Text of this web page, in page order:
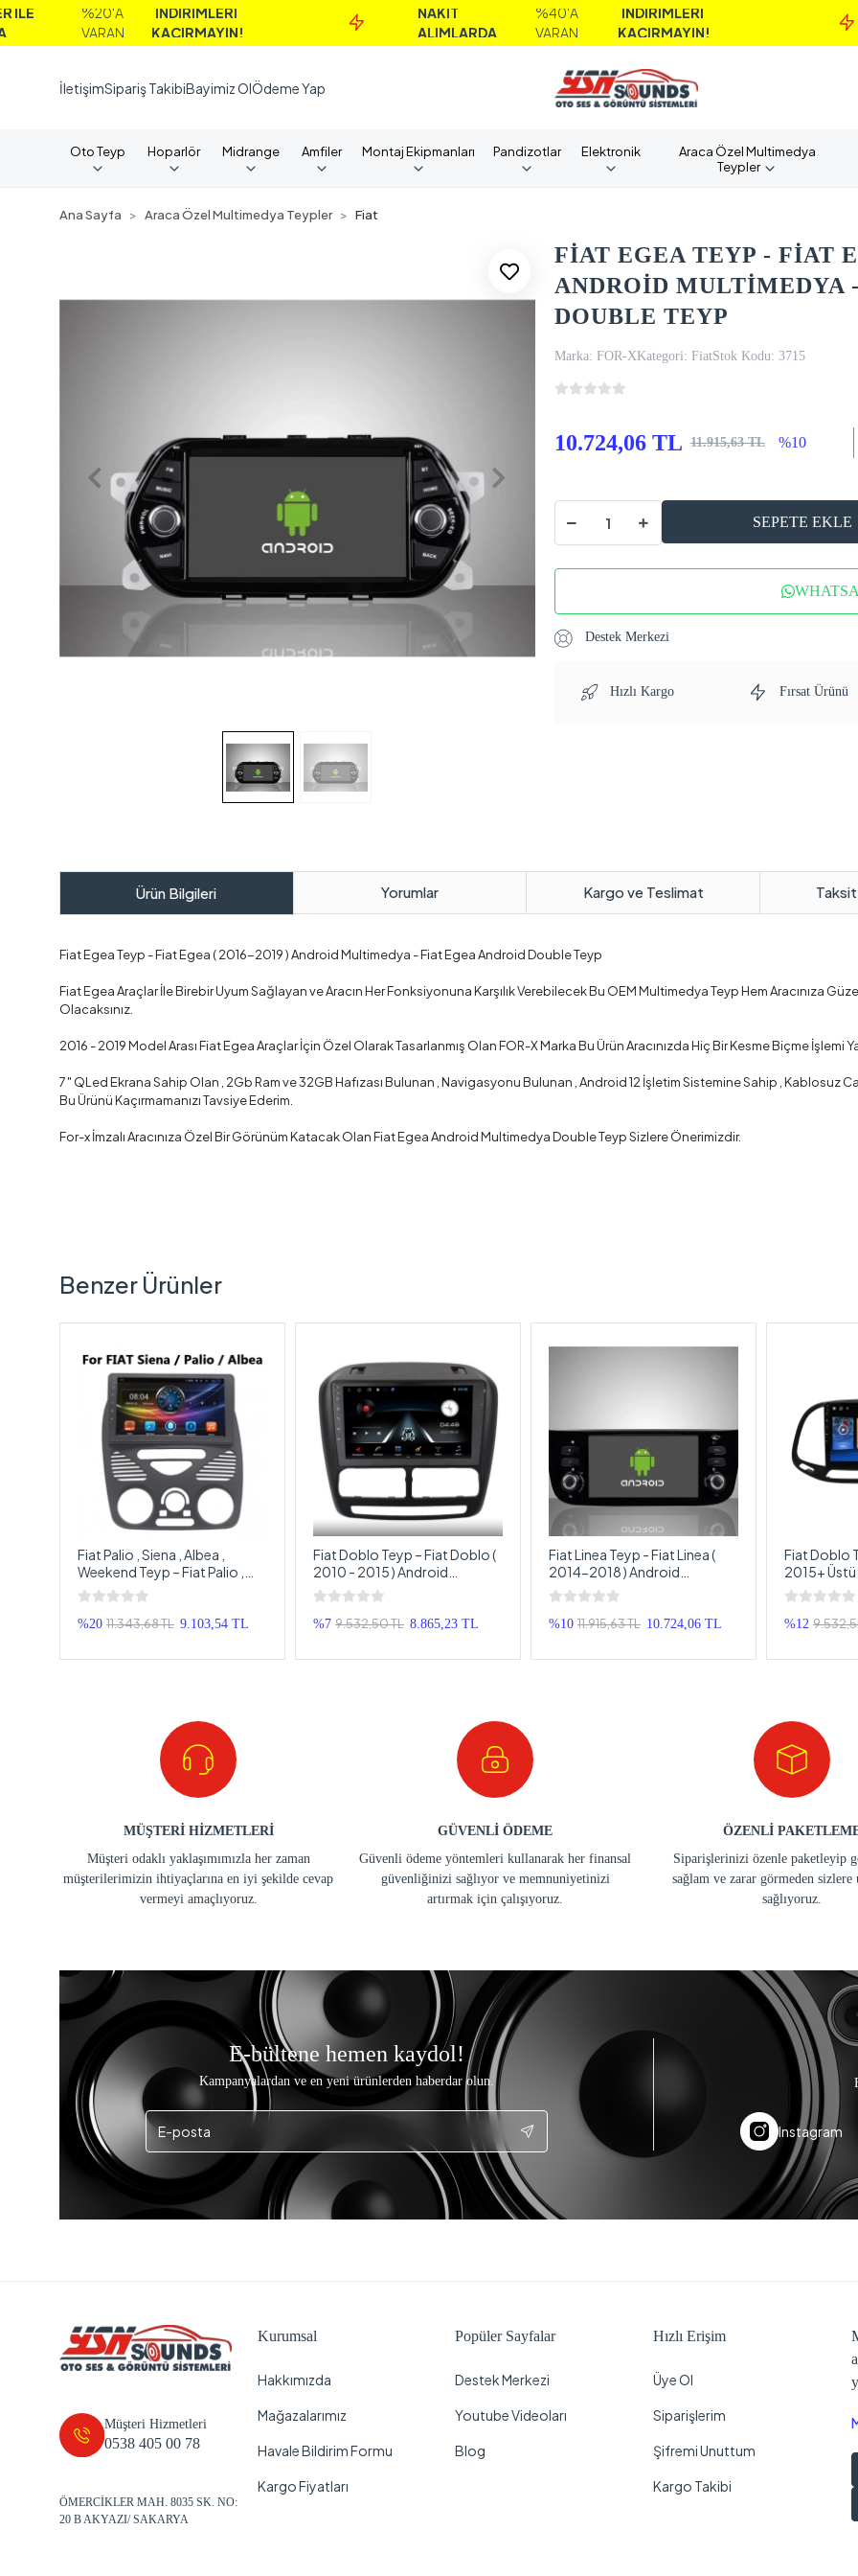
%20'A
İNDİRİMLERİ
KAÇIRMAYIN!
NAKİT
ALIMLARDA
VARAN
İNDİRİMLERİ
KAÇIRMAYIN!
İletişimSipariş TakibiBayimiz OlÖdeme Yap
Oto Teyp Hoparlör Midrange Amfiler Montaj Ekipmanları Pandizotlar Elektronik
Araca Özel Multimedya
Teypler
Ana Sayfa Araca Özel Multimedya Teypler Fiat
FİAT EGEA TEYP - FİAT
ANDROİD MULTİMEDYA
DOUBLE TEYP
Marka: FOR-XKategori: FiatStok Kodu: 3715
10.724,06 TL 11.915,63 TL %10
SEPETE EKLE
Destek Merkezi
Hızlı Kargo Fırsat Ürünü
Ürün Bilgileri Yorumlar Kargo ve Teslimat
Fiat Egea Teyp - Fiat Egea ( 2016-2019 ) Android Multimedya - Fiat Egea Android Double Teyp
Fiat Egea Araçlar İle Birebir Uyum Sağlayan ve Aracın Her Fonksiyonuna Karşılık Verebilecek Bu OEM Multimedya Teyp Hem Aracınıza
Olacaksınız.
2016 - 2019 Model Arası Fiat Egea Araçlar İçin Özel Olarak Tasarlanmış Olan FOR-X Marka Bu Ürün Aracınızda Hiç Bir Kesme Biçme
7″ QLed Ekrana Sahip Olan , 2Gb Ram ve 32GB Hafızası Bulunan , Navigasyonu Bulunan , Android 12 İşletim Sistemine Sahip , Kablosuz
Bu Ürünü Kaçırmamanızı Tavsiye Ederim.
For-x İmzalı Aracınıza Özel Bir Görünüm Katacak Olan Fiat Egea Android Multimedya Double Teyp Sizlere Önerimizdir.
Benzer Ürünler
Fiat Palio , Siena , Albea ,
Weekend Teyp – Fiat Palio ,
Siena , Albea , Weekend
Android Multimedya – Fiat
Palio , Siena , Albea , Weekend
%20 11.343,68 TL 9.103,54 TL
Fiat Doblo Teyp – Fiat Doblo (
2010 - 2015 ) Android
Multimedya – Fiat Doblo
Android Double Teyp
%7 9.532,50 TL 8.865,23 TL
Fiat Linea Teyp - Fiat Linea (
2014-2018 ) Android
Multimedya - Fiat Linea
Android Double Teyp
%10 11.915,63 TL 10.724,06 TL
Fiat Doblo
2015+
Android
%12
MÜŞTERİ HİZMETLERİ
Müşteri odaklı yaklaşımımızla her zaman
müşterilerimizin ihtiyaçlarına en iyi şekilde cevap
vermeyi amaçlıyoruz.
GÜVENLİ ÖDEME
Güvenli ödeme yöntemleri kullanarak her finansal
güvenliğinizi sağlıyor ve memnuniyetinizi
artırmak için çalışıyoruz.
ÖZENLİ
Siparişlerinizi özenle paketleyip
sağlam ve zarar görmeden sizlere
sağlıyoruz.
E-bültene hemen kaydol!
Kampanyalardan ve en yeni ürünlerden haberdar olun.
Instagram
Müşteri Hizmetleri
0538 405 00 78
ÖMERCİKLER MAH. 8035 SK. NO:
20 B AKYAZI/ SAKARYA
Kurumsal
Hakkımızda
Mağazalarımız
Havale Bildirim Formu
Kargo Fiyatları
Popüler Sayfalar
Destek Merkezi
Youtube Videoları
Blog
Hızlı Erişim
Üye Ol
Siparişlerim
Şifremi Unuttum
Kargo Takibi